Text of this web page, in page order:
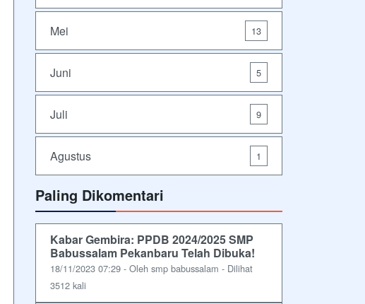
Mei 13
Juni 5
Juli 9
Agustus 1
Paling Dikomentari
Kabar Gembira: PPDB 2024/2025 SMP
Babussalam Pekanbaru Telah Dibuka!
18/11/2023 07:29 - Oleh smp babussalam - Dilihat
3512 kali